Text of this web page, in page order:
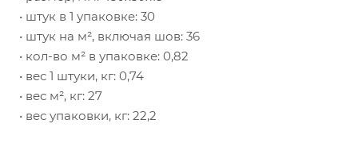
• штук в 1 упаковке: 30
• штук на м², включая шов: 36
• кол-во м² в упаковке: 0,82
• вес 1 штуки, кг: 0,74
• вес м², кг: 27
• вес упаковки, кг: 22,2